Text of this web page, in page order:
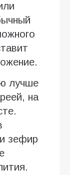
лучше
на
зефир